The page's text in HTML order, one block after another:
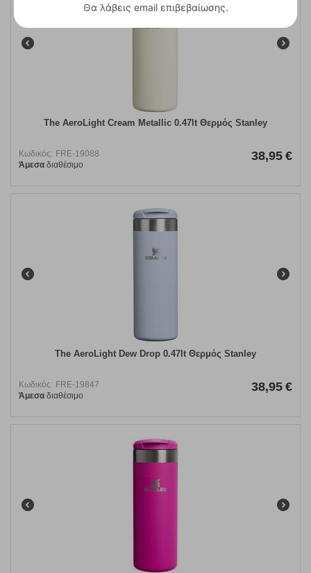
The AeroLight Cream Metallic 0.47lt Θερμός Stanley
Κωδικός: FRE-19088
Άμεσα διαθέσιμο
38,95 €
The AeroLight Dew Drop 0.47lt Θερμός Stanley
Κωδικός: FRE-19847
Άμεσα διαθέσιμο
38,95 €
Θα λάβεις email επιβεβαίωσης.